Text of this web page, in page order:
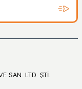
SAN. LTD. ŞTİ.